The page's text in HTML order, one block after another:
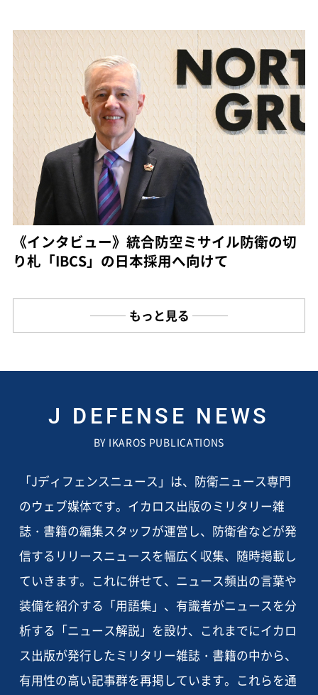
《インタビュー》統合防空ミサイル防衛の切
り札「IBCS」の日本採用へ向けて
もっと見る
J DEFENSE NEWS
BY IKAROS PUBLICATIONS
「Jディフェンスニュース」は、防衛ニュース専門
のウェブ媒体です。イカロス出版のミリタリー雑
誌・書籍の編集スタッフが運営し、防衛省などが発
信するリリースニュースを幅広く収集、随時掲載し
ていきます。これに併せて、ニュース頻出の言葉や
装備を紹介する「用語集」、有識者がニュースを分
析する「ニュース解説」を設け、これまでにイカロ
ス出版が発行したミリタリー雑誌・書籍の中から、
有用性の高い記事群を再掲しています。これらを通